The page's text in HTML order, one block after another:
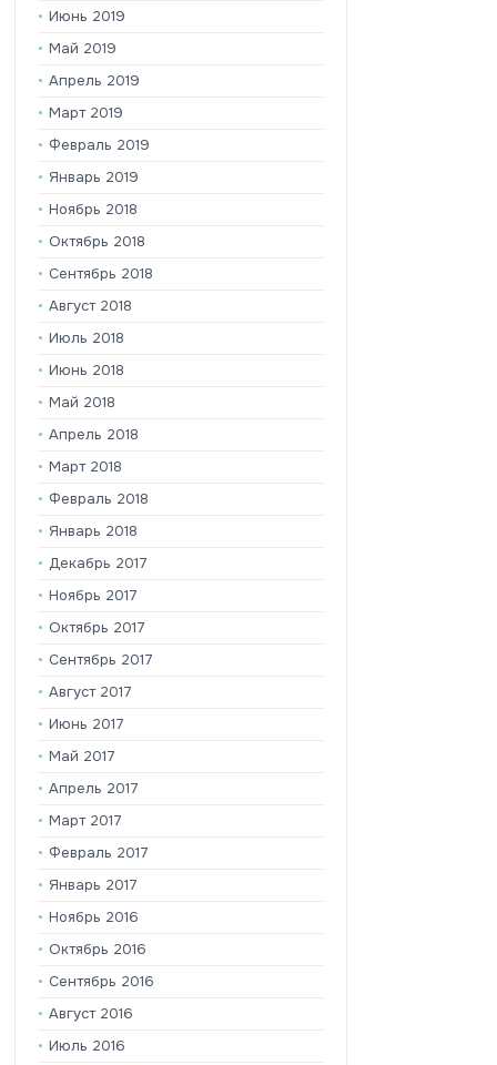
Июнь 2019
Май 2019
Апрель 2019
Март 2019
Февраль 2019
Январь 2019
Ноябрь 2018
Октябрь 2018
Сентябрь 2018
Август 2018
Июль 2018
Июнь 2018
Май 2018
Апрель 2018
Март 2018
Февраль 2018
Январь 2018
Декабрь 2017
Ноябрь 2017
Октябрь 2017
Сентябрь 2017
Август 2017
Июнь 2017
Май 2017
Апрель 2017
Март 2017
Февраль 2017
Январь 2017
Ноябрь 2016
Октябрь 2016
Сентябрь 2016
Август 2016
Июль 2016